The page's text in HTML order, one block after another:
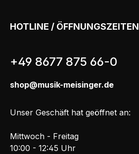
HOTLINE / ÖFFNUNGSZEITEN
+49 8677 875 66-0
shop@musik-meisinger.de
Unser Geschäft hat geöffnet an:
Mittwoch - Freitag
10:00 - 12:45 Uhr